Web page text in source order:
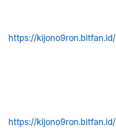
https://kijono9ron.bitfan.id/
https://kijono9ron.bitfan.id/